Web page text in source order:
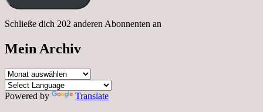
Schließe dich 202 anderen Abonnenten an
Mein Archiv
Mein
Archiv
Powered by
Translate